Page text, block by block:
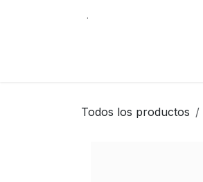
.
Todos los productos